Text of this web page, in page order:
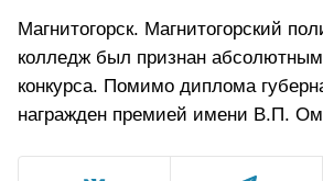
Магнитогорск. Магнитогорский
колледж был признан
конкурса. Помимо диплома
награжден премией имени В.П.